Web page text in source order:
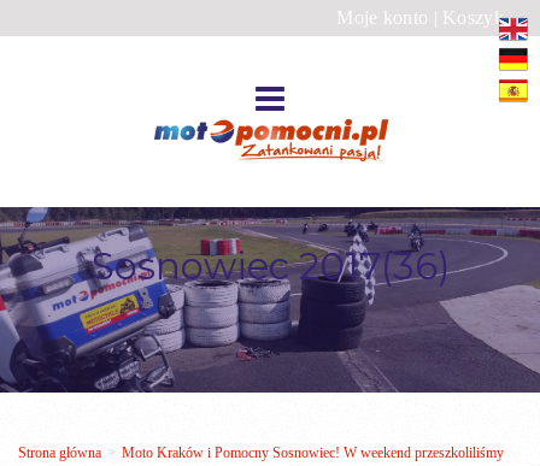
Moje konto | Koszyk
Sosnowiec 2017(36)
Strona główna > Moto Kraków i Pomocny Sosnowiec! W weekend przeszkoliliśmy